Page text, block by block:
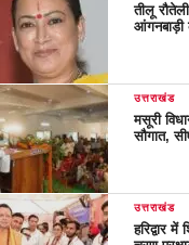
तीलू
आंगनबाड़ी
उत्तराखंड
मसूरी
सौगात,
उत्तराखंड
हरिद्वार